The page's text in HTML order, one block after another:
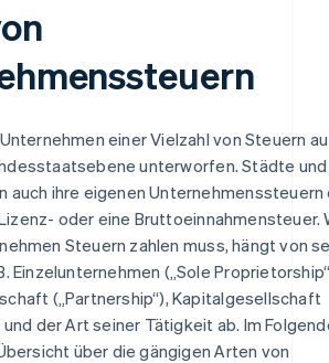
einer Vielzahl von Steuern
unterworfen. Städte und
auch ihre eigenen Unternehmenssteuern
oder eine Bruttoeinnahmensteuer.
Steuern zahlen muss, hängt von
Einzelunternehmen („Sole
(„Partnership“), Kapitalgesellschaft
und der Art seiner Tätigkeit ab. Im
über die gängigen Arten von